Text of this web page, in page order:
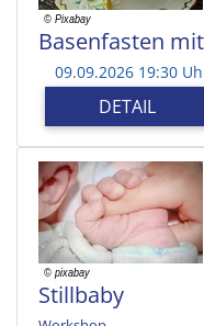
Basenfasten
09.09.2026 19:30
DETAIL
Stillbaby